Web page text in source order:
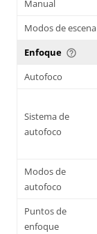
Manual
Modos de escena
Enfoque help_outline
Autofoco
Sistema de
autofoco
Modos de
autofoco
Puntos de
enfoque